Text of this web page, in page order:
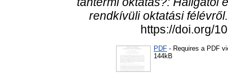
rendkívüli oktatási félévről.
https://doi.org/
PDF - Requires a PDF
144kB